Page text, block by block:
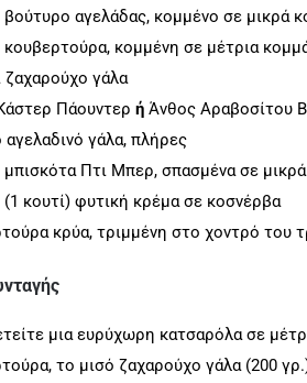
βούτυρο αγελάδας, κομμένο σε μικρά
κουβερτούρα, κομμένη σε μέτρια
ζαχαρούχο γάλα
Πάουντερ ή Άνθος Αραβοσίτου
αγελαδινό γάλα, πλήρες
μπισκότα Πτι Μπερ, σπασμένα σε
(1 κουτί) φυτική κρέμα σε κοσνέρβα
κρύα, τριμμένη στο χοντρό του
μια ευρύχωρη κατσαρόλα σε
το μισό ζαχαρούχο γάλα (200